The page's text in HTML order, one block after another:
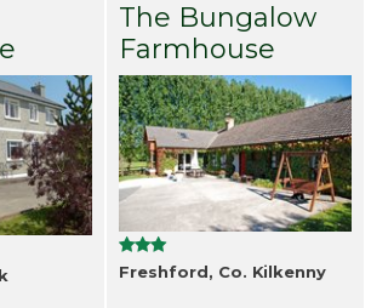
The Bungalow
Farmhouse
Freshford, Co. Kilkenny